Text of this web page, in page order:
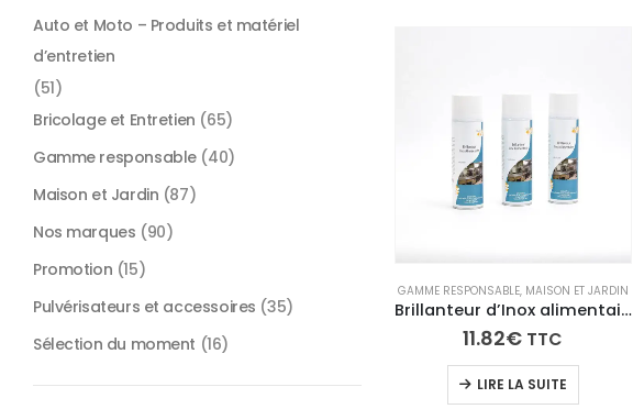
GAMME RESPONSABLE, MAISON ET JARDIN
Brillanteur d’Inox alimentaire – Fasti’BRILL
11.82€ TTC
LIRE LA SUITE
Auto et Moto – Produits et matériel
d’entretien
(51)
Bricolage et Entretien (65)
Gamme responsable (40)
Maison et Jardin (87)
Nos marques (90)
Promotion (15)
Pulvérisateurs et accessoires (35)
Sélection du moment (16)